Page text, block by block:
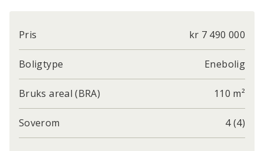
Pris kr 7 490 000
Boligtype Enebolig
Bruks areal (BRA) 110 m²
Soverom 4 (4)